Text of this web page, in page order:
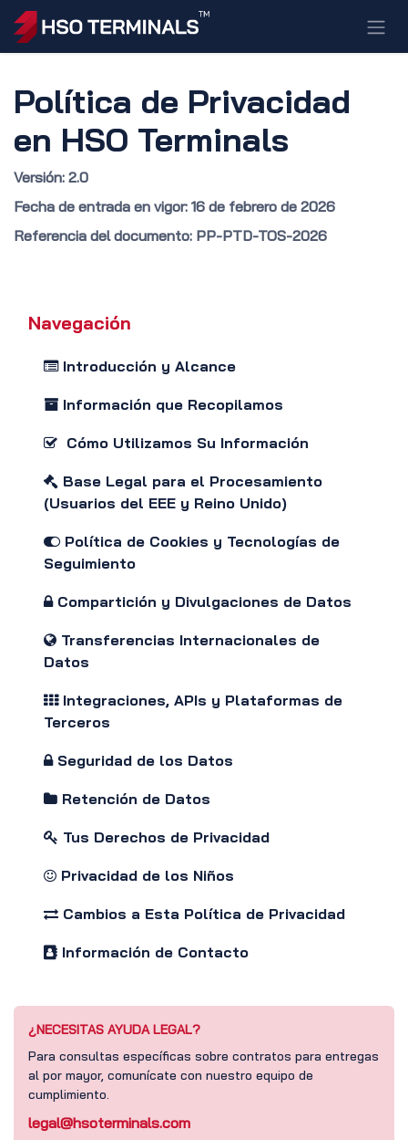
Ir al contenido
Política de Privacidad
en HSO Terminals
Versión: 2.0
Fecha de entrada en vigor: 16 de febrero de 2026
Referencia del documento: PP-PTD-TOS-2026
Navegación
Introducción y Alcance
Información que Recopilamos
Cómo Utilizamos Su Información
Base Legal para el Procesamiento
(Usuarios del EEE y Reino Unido)
Política de Cookies y Tecnologías de
Seguimiento
Compartición y Divulgaciones de Datos
Transferencias Internacionales de
Datos
Integraciones, APIs y Plataformas de
Terceros
Seguridad de los Datos
Retención de Datos
Tus Derechos de Privacidad
Privacidad de los Niños
Cambios a Esta Política de Privacidad
Información de Contacto
¿NECESITAS AYUDA LEGAL?
Para consultas específicas sobre contratos para entregas
al por mayor, comunícate con nuestro equipo de
cumplimiento.
legal@hsoterminals.com